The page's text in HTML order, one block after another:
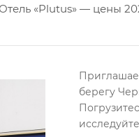
Отель «Plutus» — цены
Проверьте, верно ли
берегу
обработку персональных